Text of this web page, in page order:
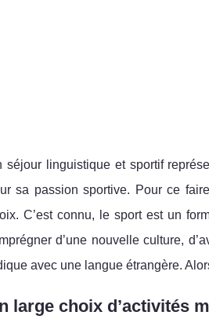
séjour linguistique et sportif
sa passion sportive. Pour ce
C’est connu, le sport est un
d’une nouvelle culture,
avec une langue étrangère.
large choix d’activités